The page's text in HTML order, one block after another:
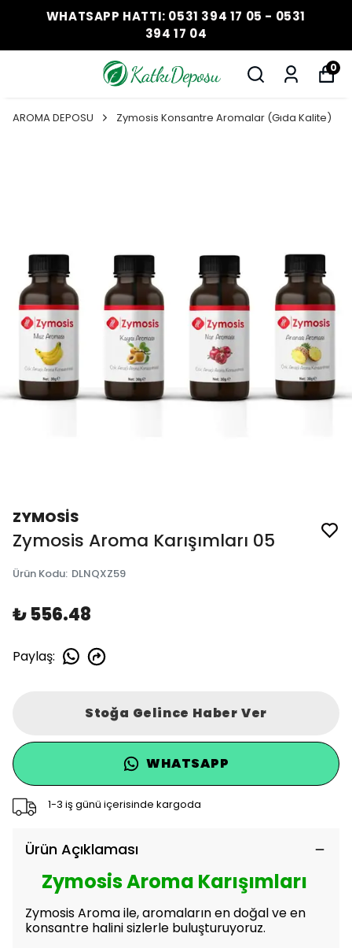
WHATSAPP HATTI: 0531 394 17 05 - 0531
394 17 04
0
AROMA DEPOSU Zymosis Konsantre Aromalar (Gıda Kalite)
ZYMOSİS
Zymosis Aroma Karışımları 05
Ürün Kodu: DLNQXZ59
₺ 556.48
Paylaş:
Stoğa Gelince Haber Ver
WHATSAPP
1-3 iş günü içerisinde kargoda
Ürün Açıklaması
Zymosis Aroma Karışımları
Zymosis Aroma ile, aromaların en doğal ve en
konsantre halini sizlerle buluşturuyoruz.